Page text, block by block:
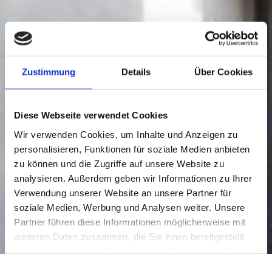
Zustimmung Details Über Cookies
Diese Webseite verwendet Cookies
Wir verwenden Cookies, um Inhalte und Anzeigen zu
personalisieren, Funktionen für soziale Medien anbieten
zu können und die Zugriffe auf unsere Website zu
analysieren. Außerdem geben wir Informationen zu Ihrer
Verwendung unserer Website an unsere Partner für
soziale Medien, Werbung und Analysen weiter. Unsere
Partner führen diese Informationen möglicherweise mit
weiteren Daten zusammen, die Sie ihnen bereitgestellt